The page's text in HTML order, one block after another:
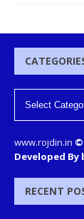
www.rojdin.in ©
Developed By
RECENT